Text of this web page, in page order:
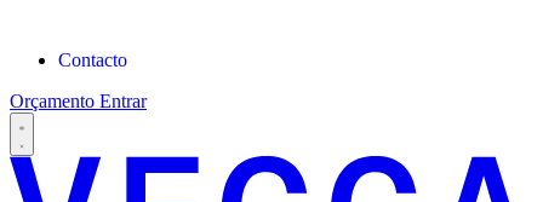
Contacto
Orçamento Entrar